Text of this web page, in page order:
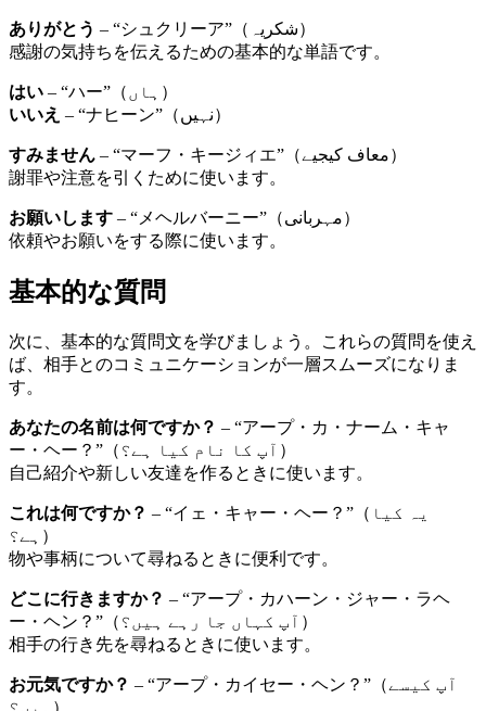
ありがとう
– “シュクリーア”（شکریہ）
感謝の気持ちを伝えるための基本的な単語です。
はい
– “ハー”（ہاں）
いいえ
– “ナヒーン”（نہیں）
すみません
– “マーフ・キージィエ”（معاف کیجیے）
謝罪や注意を引くために使います。
お願いします
– “メヘルバーニー”（مہربانی）
依頼やお願いをする際に使います。
基本的な質問
次に、基本的な質問文を学びましょう。これらの質問を使え
ば、相手とのコミュニケーションが一層スムーズになりま
す。
あなたの名前は何ですか？ – “アープ・カ・ナーム・キャ
ー・ヘー？”（آپ کا نام کیا ہے؟）
自己紹介や新しい友達を作るときに使います。
これは何ですか？ – “イェ・キャー・ヘー？”（یہ کیا
ہے؟）
物や事柄について尋ねるときに便利です。
どこに行きますか？ – “アープ・カハーン・ジャー・ラヘ
ー・ヘン？”（آپ کہاں جا رہے ہیں؟）
相手の行き先を尋ねるときに使います。
お元気ですか？ – “アープ・カイセー・ヘン？”（آپ کیسے